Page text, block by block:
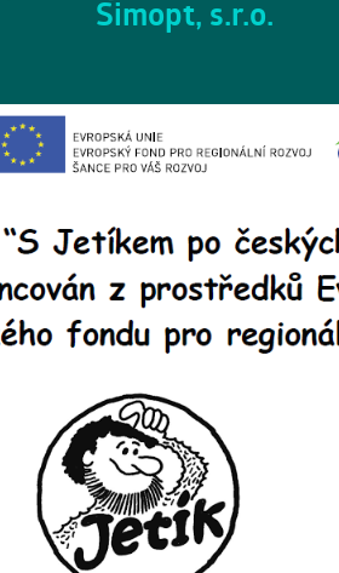
Simopt, s.r.o.